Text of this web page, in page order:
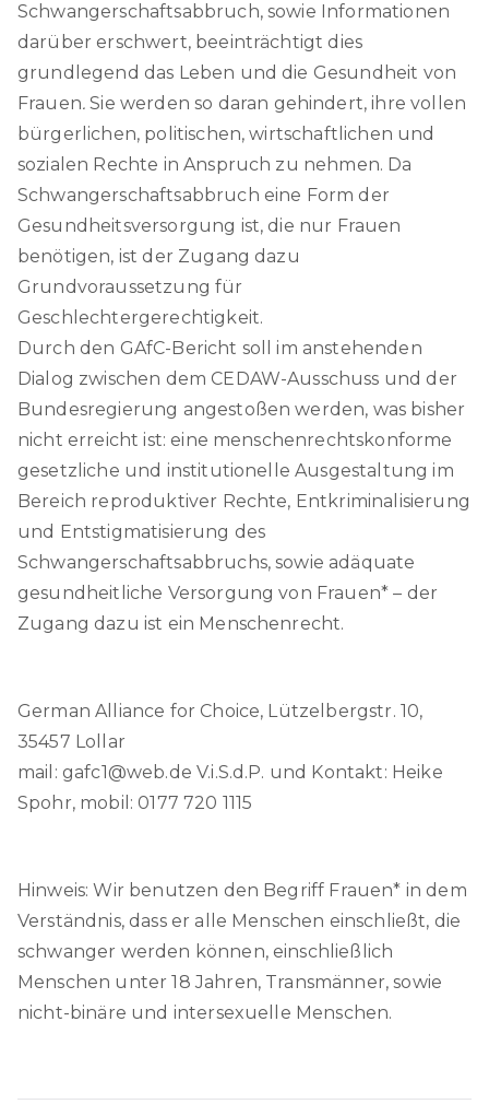
Schwangerschaftsabbruch, sowie Informationen
darüber erschwert, beeinträchtigt dies
grundlegend das Leben und die Gesundheit von
Frauen. Sie werden so daran gehindert, ihre vollen
bürgerlichen, politischen, wirtschaftlichen und
sozialen Rechte in Anspruch zu nehmen. Da
Schwangerschaftsabbruch eine Form der
Gesundheitsversorgung ist, die nur Frauen
benötigen, ist der Zugang dazu
Grundvoraussetzung für
Geschlechtergerechtigkeit.
Durch den GAfC-Bericht soll im anstehenden
Dialog zwischen dem CEDAW-Ausschuss und der
Bundesregierung angestoßen werden, was bisher
nicht erreicht ist: eine menschenrechtskonforme
gesetzliche und institutionelle Ausgestaltung im
Bereich reproduktiver Rechte, Entkriminalisierung
und Entstigmatisierung des
Schwangerschaftsabbruchs, sowie adäquate
gesundheitliche Versorgung von Frauen* – der
Zugang dazu ist ein Menschenrecht.
German Alliance for Choice, Lützelbergstr. 10,
35457 Lollar
mail: gafc1@web.de V.i.S.d.P. und Kontakt: Heike
Spohr, mobil: 0177 720 1115
Hinweis: Wir benutzen den Begriff Frauen* in dem
Verständnis, dass er alle Menschen einschließt, die
schwanger werden können, einschließlich
Menschen unter 18 Jahren, Transmänner, sowie
nicht-binäre und intersexuelle Menschen.